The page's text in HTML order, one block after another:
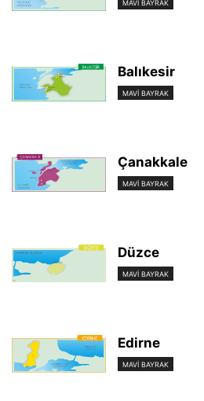
MAVI BAYRAK
Balıkesir
MAVI BAYRAK
Çanakkale
MAVI BAYRAK
Düzce
MAVI BAYRAK
Edirne
MAVI BAYRAK